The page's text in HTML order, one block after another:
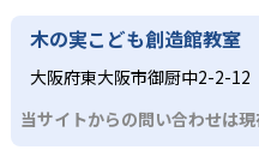
力と表現力をバランスよく
ションを組み合わせること
る。子どもが自ら文章の意
するプロセスを重視。思考
発的に考える楽しさを実感
制を採用し、教室長と講師
ことで、成功体験を積み重
での復習や親子のコミュニ
用の宿題ページを通じて家
力を育むことができる。
外体験の三位一体のカリキ
度が高く、多面的な学びを
期から学習への主体性を養
持しやすい構造になってい
花まる学習会は合格実績を
木の実こども創造館教室
大阪府東大阪市御厨中2-2-12
当サイトからの問い合わせは